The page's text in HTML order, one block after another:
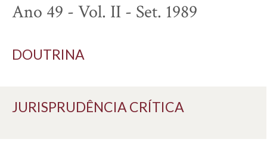
Ano 49 - Vol. II - Set. 1989
DOUTRINA
JURISPRUDÊNCIA CRÍTICA